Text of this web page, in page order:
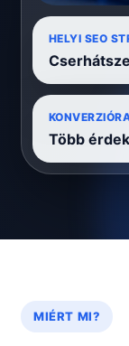
HELYI SEO
Több
MIÉRT MI?